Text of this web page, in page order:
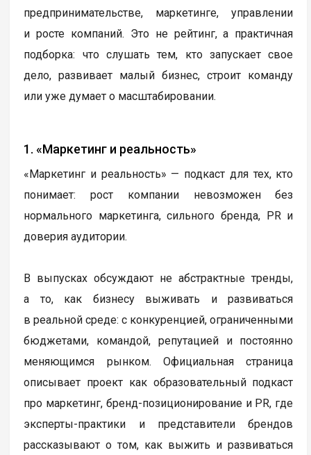
предпринимательстве, маркетинге, управлении
и росте компаний. Это не рейтинг, а практичная
подборка: что слушать тем, кто запускает свое
дело, развивает малый бизнес, строит команду
или уже думает о масштабировании.
1. «Маркетинг и реальность»
«Маркетинг и реальность» — подкаст для тех, кто
понимает: рост компании невозможен без
нормального маркетинга, сильного бренда, PR и
доверия аудитории.
В выпусках обсуждают не абстрактные тренды,
а то, как бизнесу выживать и развиваться
в реальной среде: с конкуренцией, ограниченными
бюджетами, командой, репутацией и постоянно
меняющимся рынком. Официальная страница
описывает проект как образовательный подкаст
про маркетинг, бренд-позиционирование и PR, где
эксперты-практики и представители брендов
рассказывают о том, как выжить и развиваться